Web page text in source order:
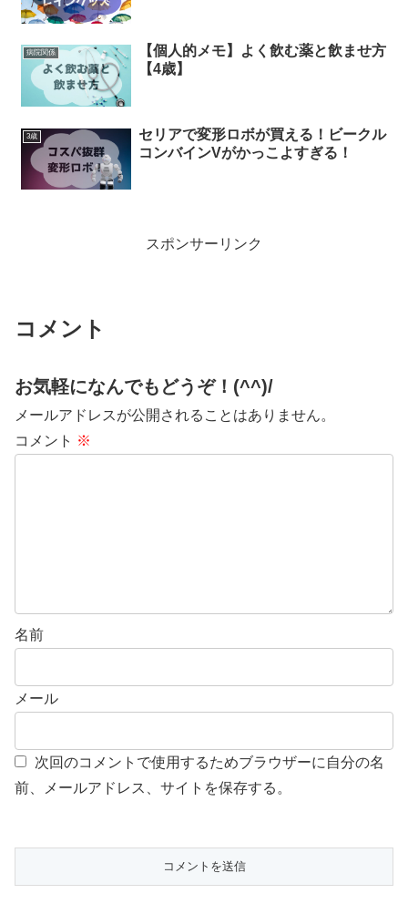
病院関係
【個人的メモ】よく飲む薬と飲ませ方
【4歳】
3歳
セリアで変形ロボが買える！ビークル
コンバインVがかっこよすぎる！
スポンサーリンク
コメント
お気軽になんでもどうぞ！(^^)/
メールアドレスが公開されることはありません。
コメント ※
名前
メール
次回のコメントで使用するためブラウザーに自分の名
前、メールアドレス、サイトを保存する。